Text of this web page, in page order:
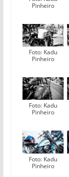
Pinheiro
Foto: Kadu
Pinheiro
Foto: Kadu
Pinheiro
Foto: Kadu
Pinheiro